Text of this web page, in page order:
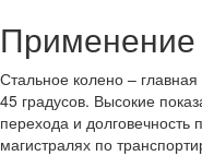
Применение
Стальное колено –
45 градусов. Высокие
перехода и долговечность
магистралях по